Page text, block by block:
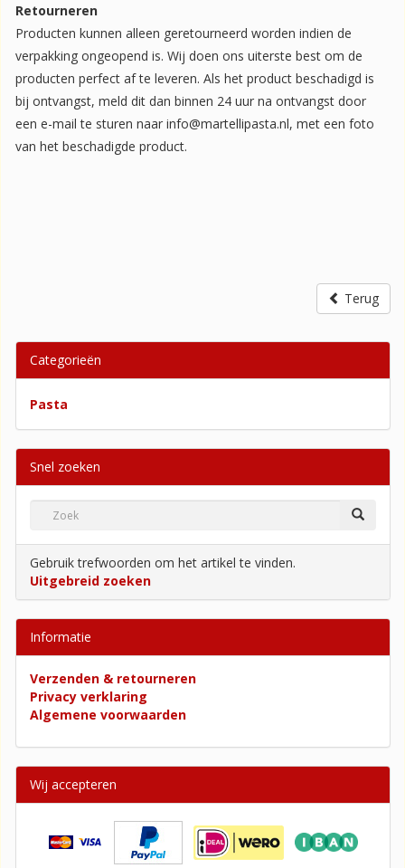
Retourneren
Producten kunnen alleen geretourneerd worden indien de
verpakking ongeopend is. Wij doen ons uiterste best om de
producten perfect af te leveren. Als het product beschadigd is
bij ontvangst, meld dit dan binnen 24 uur na ontvangst door
een e-mail te sturen naar info@martellipasta.nl, met een foto
van het beschadigde product.
Terug
Categorieën
Pasta
Snel zoeken
Gebruik trefwoorden om het artikel te vinden.
Uitgebreid zoeken
Informatie
Verzenden & retourneren
Privacy verklaring
Algemene voorwaarden
Wij accepteren